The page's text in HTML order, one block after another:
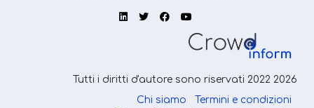
Tutti i diritti d'autore sono riservati 2022 2026
Chi siamo
Termini e condizioni